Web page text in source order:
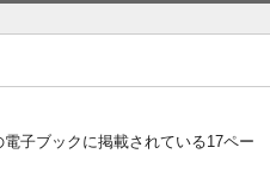
子ブックに掲載されている17ペー